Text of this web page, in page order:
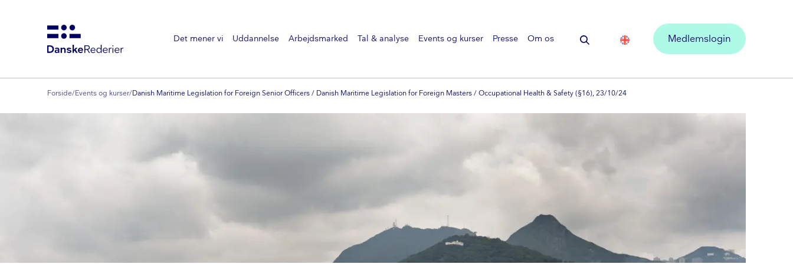
Det mener vi Uddannelse Arbejdsmarked Tal & analyse Events og kurser Presse Om os Medlemslogin
Forside/Events og kurser/Danish Maritime Legislation for Foreign Senior Officers / Danish Maritime Legislation for Foreign Masters / Occupational Health & Safety (§16), 23/10/24